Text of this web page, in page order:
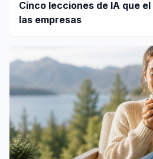
Cinco lecciones de IA que
las empresas